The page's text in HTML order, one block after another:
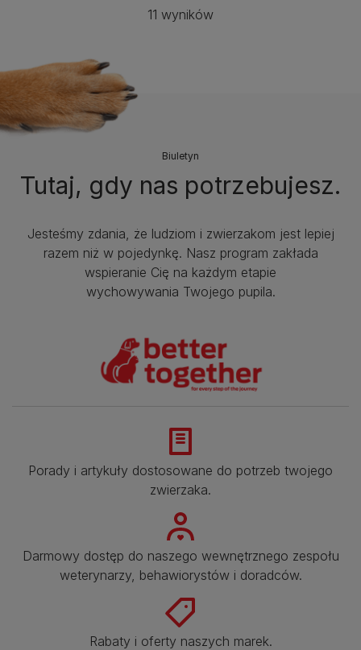
11 wyników
Biuletyn
Tutaj, gdy nas potrzebujesz.
Jesteśmy zdania, że ludziom i zwierzakom jest lepiej
razem niż w pojedynkę. Nasz program zakłada
wspieranie Cię na każdym etapie
wychowywania Twojego pupila.
Porady i artykuły dostosowane do potrzeb twojego
zwierzaka.​
Darmowy dostęp do naszego wewnętrznego zespołu
weterynarzy, behawiorystów i doradców.​
Rabaty i oferty naszych marek.​